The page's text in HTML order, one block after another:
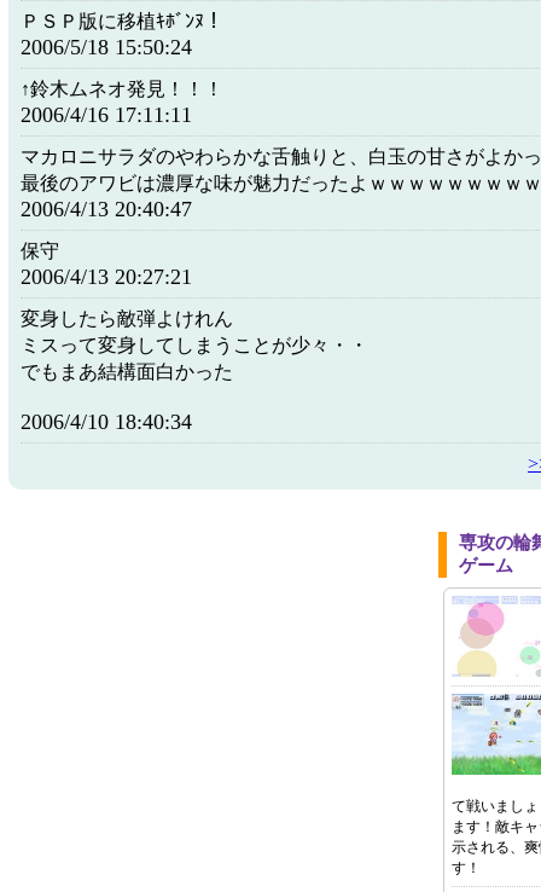
ＰＳＰ版に移植ｷﾎﾞﾝﾇ！
2006/5/18 15:50:24
↑鈴木ムネオ発見！！！
2006/4/16 17:11:11
マカロニサラダのやわらかな舌触りと、白玉の甘さがよか
最後のアワビは濃厚な味が魅力だったよｗｗｗｗｗｗｗｗ
2006/4/13 20:40:47
保守
2006/4/13 20:27:21
変身したら敵弾よけれん
ミスって変身してしまうことが少々・・
でもまあ結構面白かった
2006/4/10 18:40:34
専攻の輪
ゲーム
て戦いまし
ます！敵キ
示される、
す！